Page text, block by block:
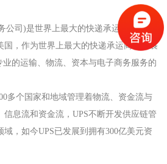
公司)是世界上最大的快递承运商与包裹
国，作为世界上最大的快递承运商与包裹
业的运输、物流、资本与电子商务服务的
多个国家和地域管理着物流、资金流与
息流和资金流，UPS不断开发供应链管
，如今UPS已发展到拥有300亿美元资